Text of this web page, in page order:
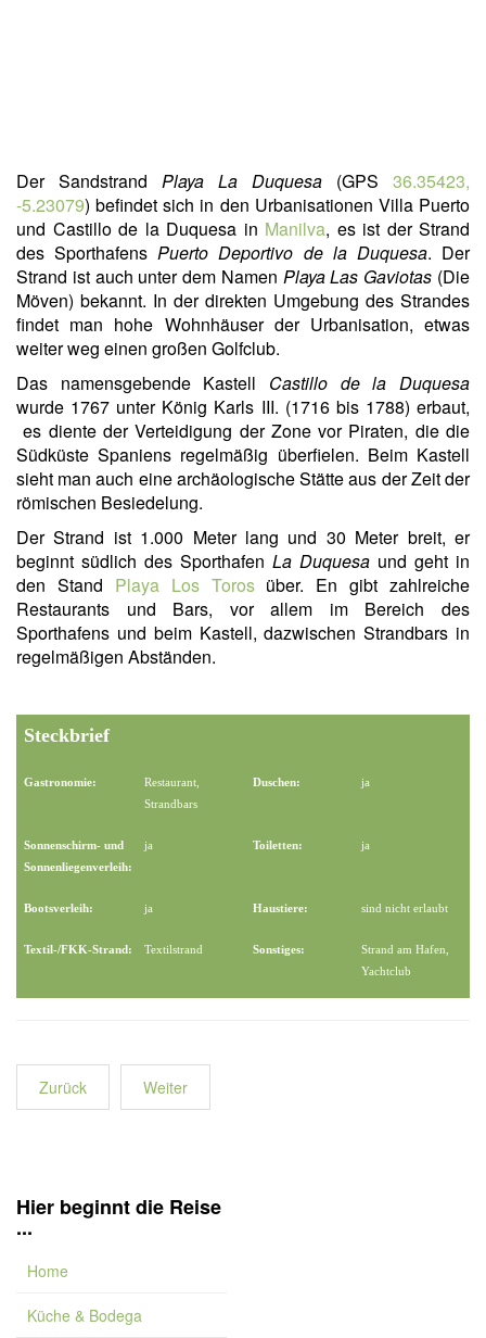
Der Sandstrand Playa La Duquesa (GPS 36.35423,
-5.23079) befindet sich in den Urbanisationen Villa Puerto
und Castillo de la Duquesa in Manilva, es ist der Strand
des SporthafensPuerto Deportivo de la Duquesa. Der
Strand ist auch unter dem Namen Playa Las Gaviotas (Die
Möven) bekannt. In der direkten Umgebung des Strandes
findet man hohe Wohnhäuser der Urbanisation, etwas
weiter weg einen großen Golfclub.
Das namensgebende Kastell Castillo de la Duquesa
wurde 1767 unter König Karls III. (1716 bis 1788) erbaut,
es diente der Verteidigung der Zone vor Piraten, die die
Südküste Spaniens regelmäßig überfielen. Beim Kastell
sieht man auch eine archäologische Stätte aus der Zeit der
römischen Besiedelung.
Der Strand ist 1.000 Meter lang und 30 Meter breit, er
beginnt südlich des Sporthafen La Duquesa und geht in
den Stand Playa Los Torosüber. En gibt zahlreiche
Restaurants und Bars, vor allem im Bereich des
Sporthafens und beim Kastell, dazwischen Strandbars in
regelmäßigen Abständen.
Steckbrief
Gastronomie:
Restaurant,
Strandbars
Duschen: ja
Sonnenschirm- und
Sonnenliegenverleih:
ja Toiletten: ja
Bootsverleih: ja Haustiere: sind nicht erlaubt
Textil-/FKK-Strand: Textilstrand Sonstiges:
Strand am Hafen,
Yachtclub
Zurück Weiter
Hier beginnt die Reise
...
Home
Küche & Bodega